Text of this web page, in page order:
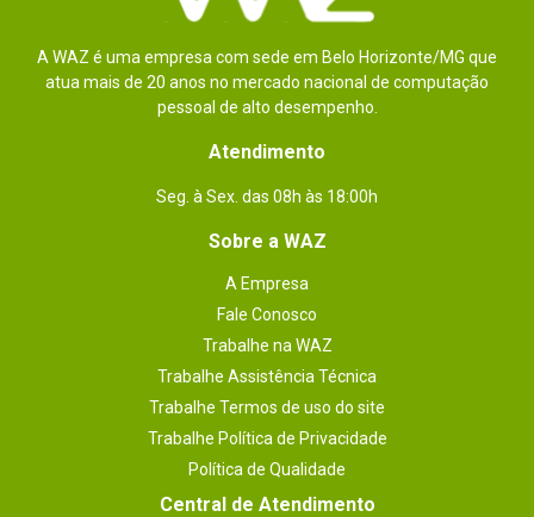
A WAZ é uma empresa com sede em Belo Horizonte/MG que
atua mais de 20 anos no mercado nacional de computação
pessoal de alto desempenho.
Atendimento
Seg. à Sex. das 08h às 18:00h
Sobre a WAZ
A Empresa
Fale Conosco
Trabalhe na WAZ
Trabalhe Assistência Técnica
Trabalhe Termos de uso do site
Trabalhe Política de Privacidade
Política de Qualidade
Central de Atendimento